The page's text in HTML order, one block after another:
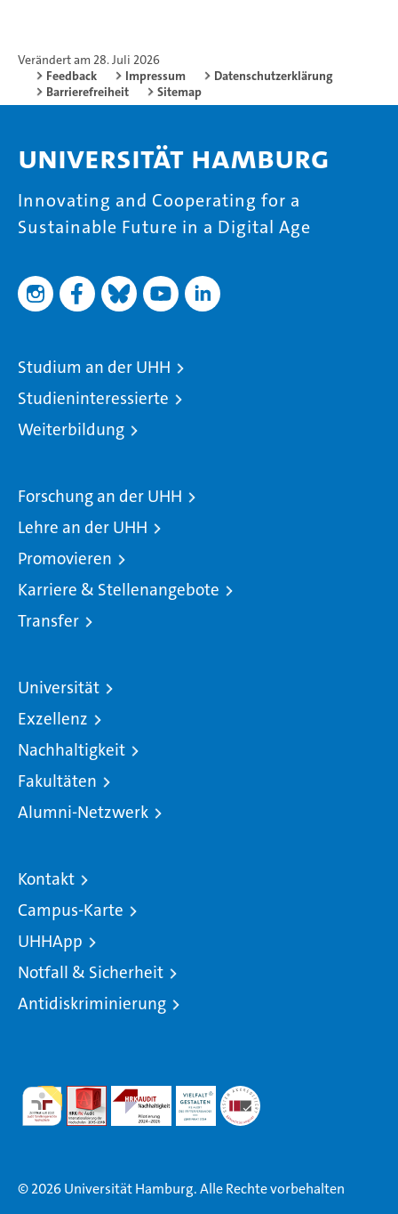
Verändert am 28. Juli 2026
Feedback
Impressum
Datenschutzerklärung
Barrierefreiheit
Sitemap
Universität Hamburg
Innovating and Cooperating for a
Sustainable Future in a Digital Age
Studium an der UHH
Studieninteressierte
Weiterbildung
Forschung an der UHH
Lehre an der UHH
Promovieren
Karriere & Stellenangebote
Transfer
Universität
Exzellenz
Nachhaltigkeit
Fakultäten
Alumni-Netzwerk
Kontakt
Campus-Karte
UHHApp
Notfall & Sicherheit
Antidiskriminierung
© 2026 Universität Hamburg. Alle Rechte vorbehalten